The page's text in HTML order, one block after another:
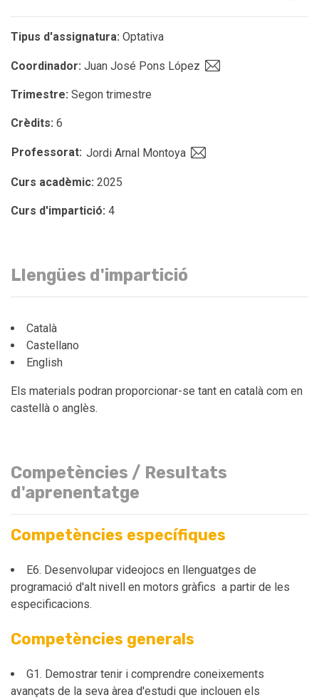
Tipus d'assignatura: Optativa
Coordinador: Juan José Pons López
Trimestre: Segon trimestre
Crèdits: 6
Professorat: Jordi Arnal Montoya
Curs acadèmic: 2025
Curs d'impartició: 4
Llengües d'impartició
Català
Castellano
English
Els materials podran proporcionar-se tant en català com en
castellà o anglès.
Competències / Resultats
d'aprenentatge
Competències específiques
E6. Desenvolupar videojocs en llenguatges de
programació d'alt nivell en motors gràfics a partir de les
especificacions.
Competències generals
G1. Demostrar tenir i comprendre coneixements
avançats de la seva àrea d'estudi que inclouen els